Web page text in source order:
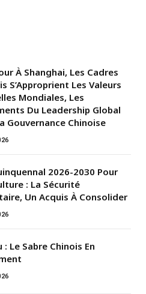
À Shanghai, Les Cadres
S’Approprient Les Valeurs
Mondiales, Les
Du Leadership Global
Gouvernance Chinoise
2026-2030 Pour
: La Sécurité
Un Acquis À Consolider
: Le Sabre Chinois En